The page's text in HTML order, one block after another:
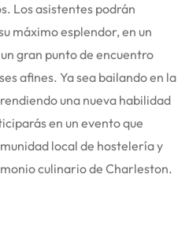
Los asistentes podrán
máximo esplendor, en un
gran punto de encuentro
afines. Ya sea bailando en la
una nueva habilidad
en un evento que
local de hostelería y
culinario de Charleston.